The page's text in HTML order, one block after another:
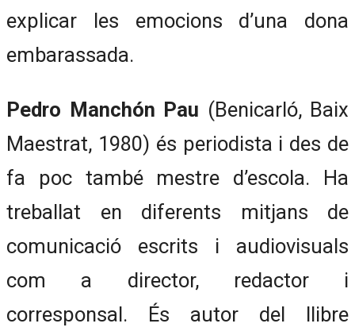
explicar les emocions d’una dona
embarassada.
Pedro Manchón Pau (Benicarló, Baix
Maestrat, 1980) és periodista i des de
fa poc també mestre d’escola. Ha
treballat en diferents mitjans de
comunicació escrits i audiovisuals
com a director, redactor i
corresponsal. És autor del llibre